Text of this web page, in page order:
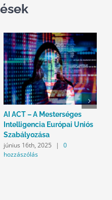
AI ACT – A Mesterséges
Intelligencia Európai Uniós
Szabályozása
június 16th, 2025 |
0
hozzászólás